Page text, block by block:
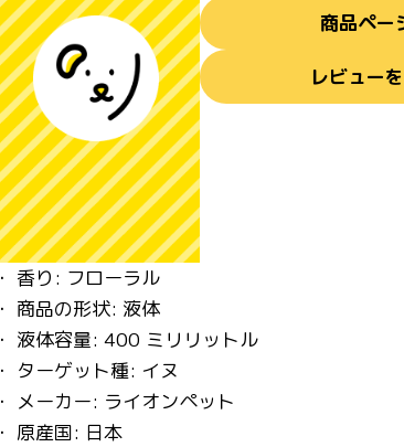
商品ペー
レビュー
・ 香り: フローラル
・ 商品の形状: 液体
・ 液体容量: 400 ミリリットル
・ ターゲット種: イヌ
・ メーカー: ライオンペット
・ 原産国: 日本